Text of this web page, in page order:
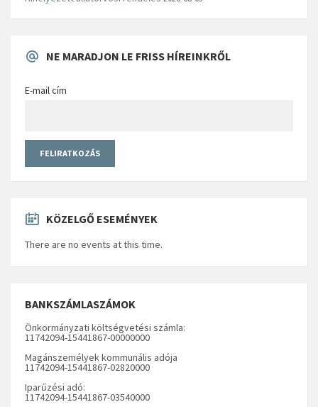
NE MARADJON LE FRISS HÍREINKRŐL
E-mail cím
KÖZELGŐ ESEMÉNYEK
There are no events at this time.
BANKSZÁMLASZÁMOK
Önkormányzati költségvetési számla:
11742094-15441867-00000000
Magánszemélyek kommunális adója
11742094-15441867-02820000
Iparűzési adó:
11742094-15441867-03540000